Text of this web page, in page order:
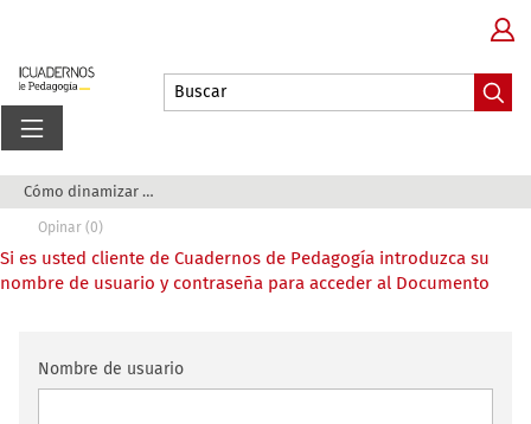
Cómo dinamizar una biblioteca escolar con creat...
Opinar (0)
Si es usted cliente de Cuadernos de Pedagogía introduzca su
nombre de usuario y contraseña para acceder al Documento
Nombre de usuario